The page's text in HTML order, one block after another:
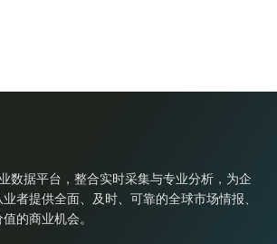
数据平台，整合实时采集与专业分析，为企
者提供全面、及时、可靠的全球市场情报、
的商业机会。